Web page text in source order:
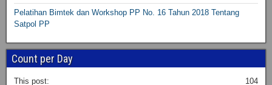
Pelatihan Bimtek dan Workshop PP No. 16 Tahun 2018 Tentang
Satpol PP
Count per Day
104
This post: